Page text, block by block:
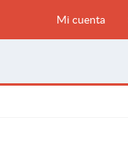
Mi cuenta